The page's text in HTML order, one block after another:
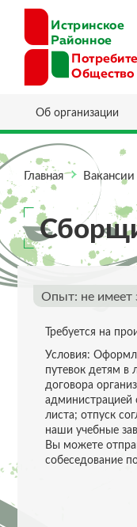
Об организации
Главная Вакансии
Опыт: не имеет
Требуется на
Условия:
путевок детям в
договора
администрацией
листа; отпуск
наши учебные
Вы можете
собеседование